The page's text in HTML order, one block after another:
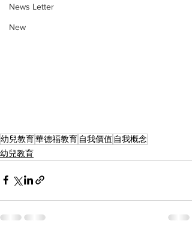
News Letter
New
幼兒教育華德福教育 自我價值 自我概念
幼兒教育